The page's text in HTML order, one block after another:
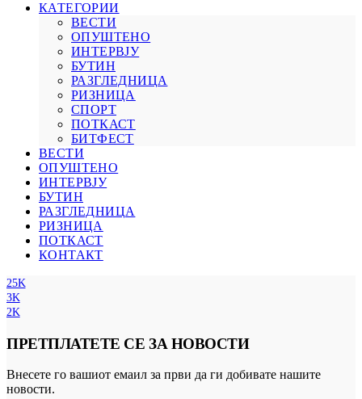
КАТЕГОРИИ
ВЕСТИ
ОПУШТЕНО
ИНТЕРВЈУ
БУТИН
РАЗГЛЕДНИЦА
РИЗНИЦА
СПОРТ
ПОТКАСТ
БИТФЕСТ
ВЕСТИ
ОПУШТЕНО
ИНТЕРВЈУ
БУТИН
РАЗГЛЕДНИЦА
РИЗНИЦА
ПОТКАСТ
КОНТАКТ
25K
3K
2K
ПРЕТПЛАТЕТЕ СЕ ЗА НОВОСТИ
Внесете го вашиот емаил за први да ги добивате нашите
новости.